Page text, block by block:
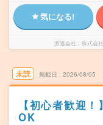
気になる!
派遣会社 株式会
未読 掲載日 2026/08/05
【初心者歓迎
OK